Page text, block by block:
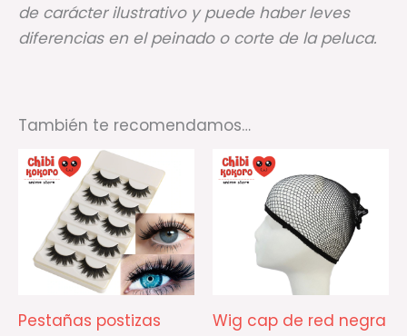
de carácter ilustrativo y puede haber leves
diferencias en el peinado o corte de la peluca.
También te recomendamos…
Pestañas postizas
Este
producto
tiene
múltiples
variantes.
Las
opciones
Wig cap de red negra